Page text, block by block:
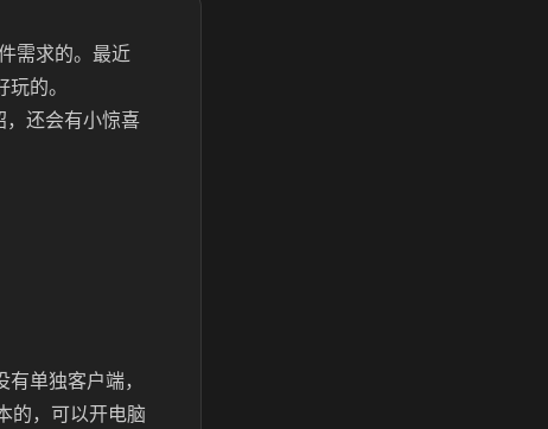
需求的。最近
的。
还会有小惊喜
单独客户端，
的，可以开电脑